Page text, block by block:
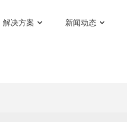
解决方案 新闻动态